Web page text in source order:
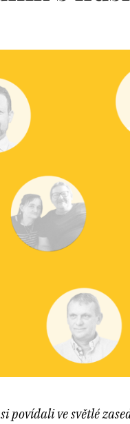
povídali ve světlé